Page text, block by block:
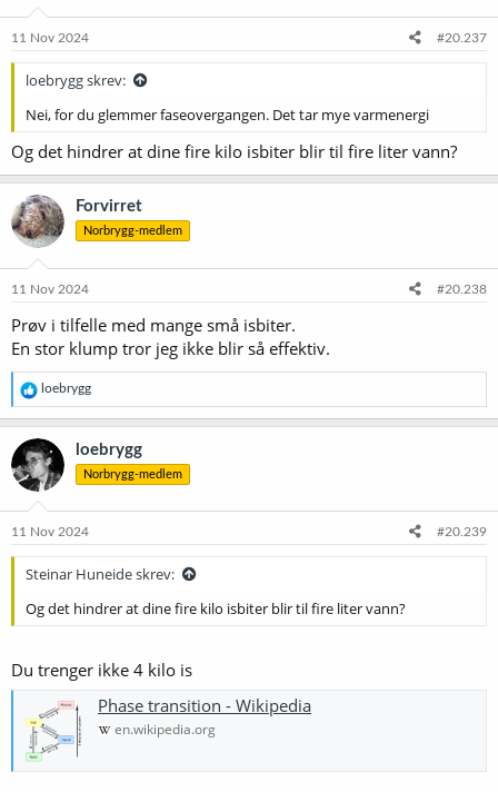
11 Nov 2024 #20.237
loebrygg skrev:
Nei, for du glemmer faseovergangen. Det tar mye varmenergi
Og det hindrer at dine fire kilo isbiter blir til fire liter vann?
Forvirret
Norbrygg-medlem
11 Nov 2024 #20.238
Prøv i tilfelle med mange små isbiter.
En stor klump tror jeg ikke blir så effektiv.
R
e
a
k
s
j
o
e
loebrygg
loebrygg
Norbrygg-medlem
11 Nov 2024 #20.239
Steinar Huneide skrev:
Og det hindrer at dine fire kilo isbiter blir til fire liter vann?
Du trenger ikke 4 kilo is
Phase transition - Wikipedia
en.wikipedia.org